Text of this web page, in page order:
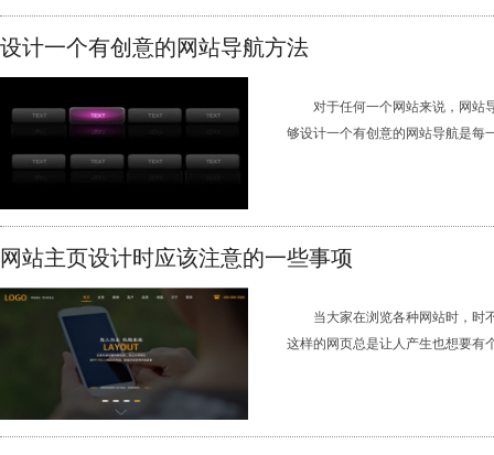
设计一个有创意的网站导航方法
对于任何一个网站来说，网站
够设计一个有创意的网站导航是每
网站主页设计时应该注意的一些事项
当大家在浏览各种网站时，时
这样的网页总是让人产生也想要有